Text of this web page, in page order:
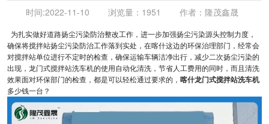
时间:2022-11-10 浏览量： 1951 作者： 隆茂鑫晟
为扎实做好道路扬尘污染防治整改工作，进一步加强扬尘污染源头控制力度，
确保将搅拌站扬尘污染防治工作落到实处，在喀什这边的环保治理部门，经常会
对搅拌站单位进行不定时的检查，确保运输车辆洁净出行，减少二次扬尘污染的
出现，龙门式搅拌站洗车机的使用自动化清洗，节省人工费用的同时，而且清洗
效果面对环保部门的检查，都是可以轻松通过要求的， 喀什龙门式搅拌站洗车机
多少钱一台？